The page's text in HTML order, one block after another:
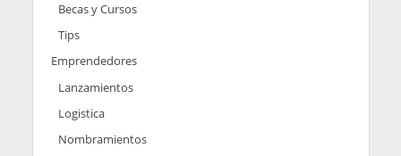
Becas y Cursos
Tips
Emprendedores
Lanzamientos
Logistica
Nombramientos